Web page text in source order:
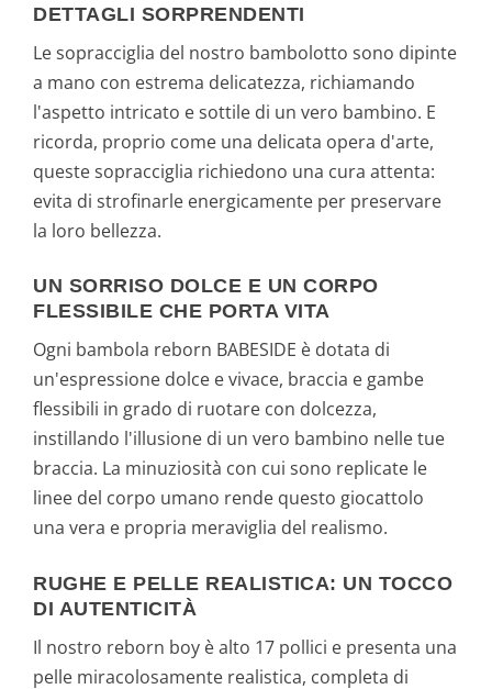
DETTAGLI SORPRENDENTI
Le sopracciglia del nostro bambolotto sono dipinte
a mano con estrema delicatezza, richiamando
l'aspetto intricato e sottile di un vero bambino. E
ricorda, proprio come una delicata opera d'arte,
queste sopracciglia richiedono una cura attenta:
evita di strofinarle energicamente per preservare
la loro bellezza.
UN SORRISO DOLCE E UN CORPO
FLESSIBILE CHE PORTA VITA
Ogni bambola reborn BABESIDE è dotata di
un'espressione dolce e vivace, braccia e gambe
flessibili in grado di ruotare con dolcezza,
instillando l'illusione di un vero bambino nelle tue
braccia. La minuziosità con cui sono replicate le
linee del corpo umano rende questo giocattolo
una vera e propria meraviglia del realismo.
RUGHE E PELLE REALISTICA: UN TOCCO
DI AUTENTICITÀ
Il nostro reborn boy è alto 17 pollici e presenta una
pelle miracolosamente realistica, completa di